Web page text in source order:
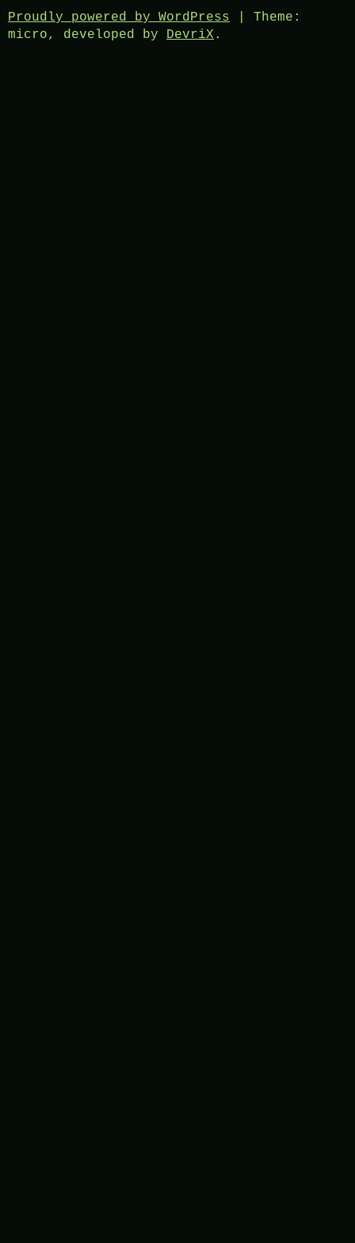
Proudly powered by WordPress
Theme:
micro, developed by DevriX .